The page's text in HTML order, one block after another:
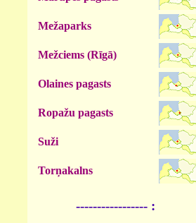
Mežaparks
Mežciems (Rīgā)
Olaines pagasts
Ropažu pagasts
Suži
Torņakalns
----------------- :